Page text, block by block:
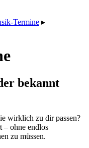
Termine ▸
bekannt
wirklich zu dir passen?
– ohne endlos
zu müssen.